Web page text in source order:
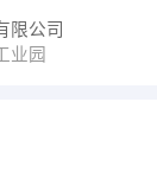
限公司
业园